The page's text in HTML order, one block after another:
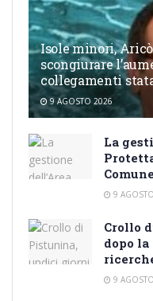
Isole minori,
scongiurare
collegamenti
9 AGOSTO 2026
La
9
Crollo
dopo
9